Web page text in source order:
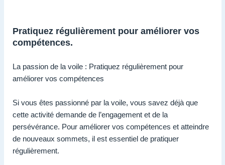
Pratiquez régulièrement pour améliorer vos
compétences.
La passion de la voile : Pratiquez régulièrement pour
améliorer vos compétences
Si vous êtes passionné par la voile, vous savez déjà que
cette activité demande de l’engagement et de la
persévérance. Pour améliorer vos compétences et atteindre
de nouveaux sommets, il est essentiel de pratiquer
régulièrement.